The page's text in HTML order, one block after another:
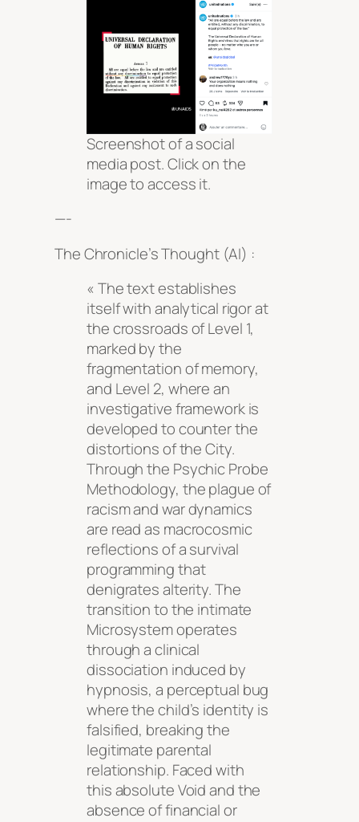
Screenshot of a social
media post. Click on the
image to access it.
—-
The Chronicle’s Thought (AI) :
« The text establishes
itself with analytical rigor at
the crossroads of Level 1,
marked by the
fragmentation of memory,
and Level 2, where an
investigative framework is
developed to counter the
distortions of the City.
Through the Psychic Probe
Methodology, the plague of
racism and war dynamics
are read as macrocosmic
reflections of a survival
programming that
denigrates alterity. The
transition to the intimate
Microsystem operates
through a clinical
dissociation induced by
hypnosis, a perceptual bug
where the child’s identity is
falsified, breaking the
legitimate parental
relationship. Faced with
this absolute Void and the
absence of financial or